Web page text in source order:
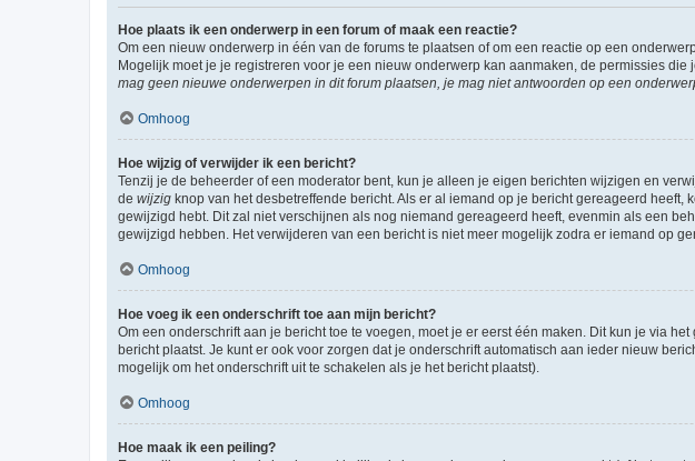
Hoe plaats ik een onderwerp in een forum of maak een reactie?
Om een nieuw onderwerp in één van de forums te plaatsen of om een reactie op een
Mogelijk moet je je registreren voor je een nieuw onderwerp kan aanmaken, de permissies
mag geen nieuwe onderwerpen in dit forum plaatsen, je mag niet antwoorden op een
Omhoog
Hoe wijzig of verwijder ik een bericht?
Tenzij je de beheerder of een moderator bent, kun je alleen je eigen berichten wijzigen en
de wijzig knop van het desbetreffende bericht. Als er al iemand op je bericht gereageerd
gewijzigd hebt. Dit zal niet verschijnen als nog niemand gereageerd heeft, evenmin als een
gewijzigd hebben. Het verwijderen van een bericht is niet meer mogelijk zodra er iemand op
Omhoog
Hoe voeg ik een onderschrift toe aan mijn bericht?
Om een onderschrift aan je bericht toe te voegen, moet je er eerst één maken. Dit kun je via
bericht plaatst. Je kunt er ook voor zorgen dat je onderschrift automatisch aan ieder nieuw
mogelijk om het onderschrift uit te schakelen als je het bericht plaatst).
Omhoog
Hoe maak ik een peiling?